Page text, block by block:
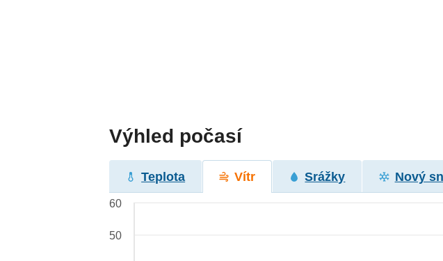
Výhled počasí
Teplota Vítr Srážky Nový
60
50